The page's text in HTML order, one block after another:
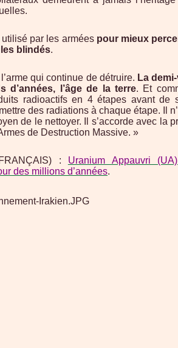
utilisé par les armées pour mieux
blindés.
qui continue de détruire. La
d’années, l’âge de la terre. Et
radioactifs en 4 étapes avant de
des radiations à chaque étape. Il
de le nettoyer. Il s’accorde avec la
de Destruction Massive. »
:
Uranium Appauvri
des millions d’années.